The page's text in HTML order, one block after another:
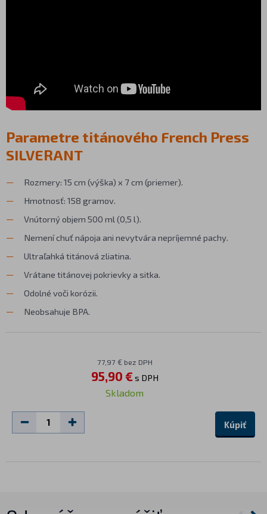
Parametre titánového French Press
SILVERANT
Rozmery: 15 cm (výška) x 7 cm (priemer).
Hmotnosť: 158 gramov.
Vnútorný objem 500 ml (0,5 l).
Nemení chuť nápoja ani nevytvára nepríjemné pachy.
Ultraľahká titánová zliatina.
Vrátane titánovej pokrievky a sitka.
Odolné voči korózii.
Neobsahuje BPA.
77,97 € bez DPH
95,90 €s DPH
Skladom
Kúpiť